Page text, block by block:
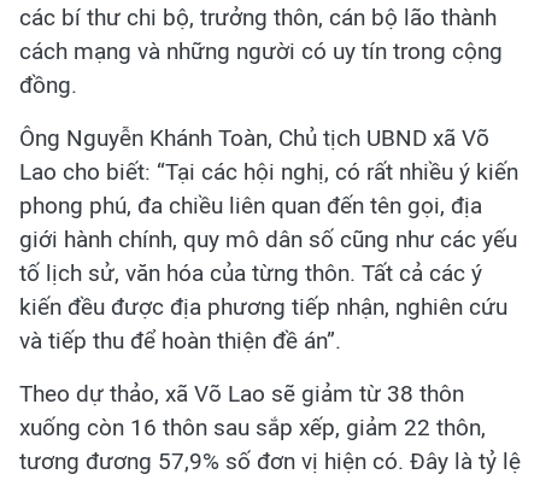
các bí thư chi bộ, trưởng thôn, cán bộ lão thành
cách mạng và những người có uy tín trong cộng
đồng.
Ông Nguyễn Khánh Toàn, Chủ tịch UBND xã Võ
Lao cho biết: “Tại các hội nghị, có rất nhiều ý kiến
phong phú, đa chiều liên quan đến tên gọi, địa
giới hành chính, quy mô dân số cũng như các yếu
tố lịch sử, văn hóa của từng thôn. Tất cả các ý
kiến đều được địa phương tiếp nhận, nghiên cứu
và tiếp thu để hoàn thiện đề án”.
Theo dự thảo, xã Võ Lao sẽ giảm từ 38 thôn
xuống còn 16 thôn sau sắp xếp, giảm 22 thôn,
tương đương 57,9% số đơn vị hiện có. Đây là tỷ lệ